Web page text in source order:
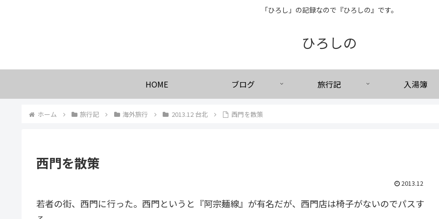
「ひろし」の記録なので『ひろしの』です。
ひろしの
HOME ブログ 旅行記 入湯簿
ホーム 旅行記 海外旅行 2013.12 台北 西門を散策
西門を散策
2013.12
若者の街、西門に行った。西門というと『阿宗麺線』が有名だが、西門店は椅子がないのでパスす